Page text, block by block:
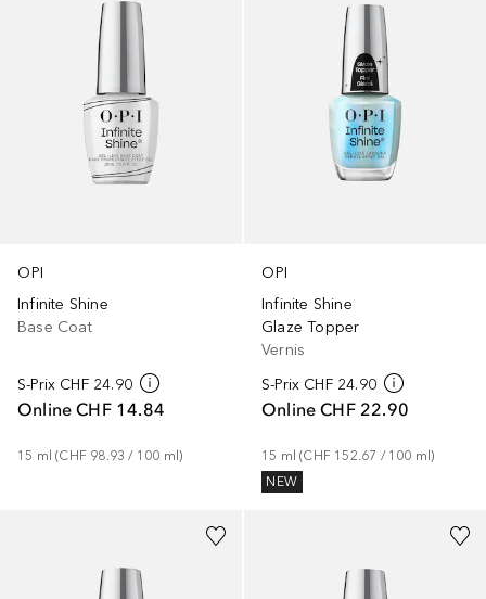
OPI
Infinite Shine
Base Coat
S-Prix CHF 24.90
Online CHF 14.84
15 ml (CHF 98.93 / 100 ml)
OPI
Infinite Shine
Glaze Topper
Vernis
S-Prix CHF 24.90
Online CHF 22.90
15 ml (CHF 152.67 / 100 ml)
NEW+